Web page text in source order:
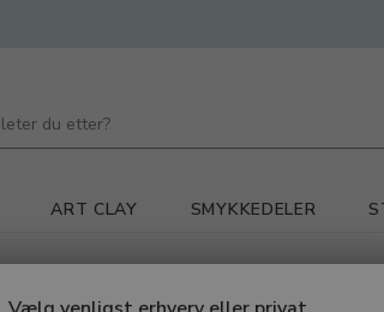
ART CLAY SMYKKEDELER